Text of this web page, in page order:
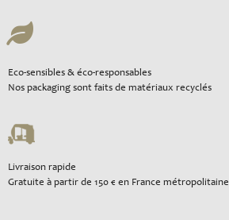
Eco-sensibles & éco-responsables
Nos packaging sont faits de matériaux recyclés
Livraison rapide
Gratuite à partir de 150 € en France métropolitaine